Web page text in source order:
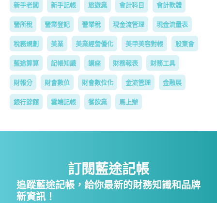
新手老闆 新手記帳 旅遊業 會計科目 會計軟體
營所稅 營業登記 營業稅 現金流管理 現金流量表
稅務規劃 美業 美業經營優化 美甲美容對帳 股東會
藍途算算 記帳知識 講座 財務報表 財務工具
財報分 財會數位 財會數位化 金流管理 金融展
銀行餘額 雲端記帳 餐飲業 馬上辦
訂閱藍途記帳
追蹤藍途記帳，給你最新的財務知識和品牌
新資訊！